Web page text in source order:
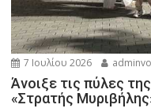
7 Ιουλίου 2026
Άνοιξε τις πύλες
«Στρατής